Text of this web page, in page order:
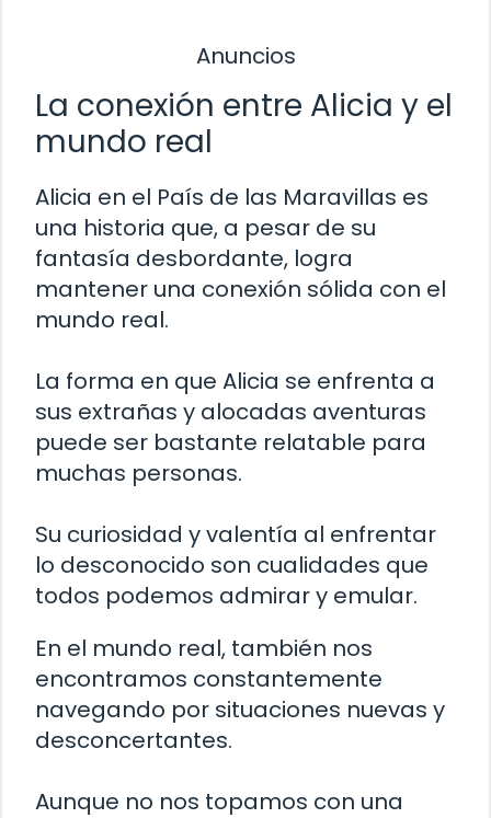
Anuncios
La conexión entre Alicia y el
mundo real
Alicia en el País de las Maravillas es
una historia que, a pesar de su
fantasía desbordante, logra
mantener una conexión sólida con el
mundo real.
La forma en que Alicia se enfrenta a
sus extrañas y alocadas aventuras
puede ser bastante relatable para
muchas personas.
Su curiosidad y valentía al enfrentar
lo desconocido son cualidades que
todos podemos admirar y emular.
En el mundo real, también nos
encontramos constantemente
navegando por situaciones nuevas y
desconcertantes.
Aunque no nos topamos con una